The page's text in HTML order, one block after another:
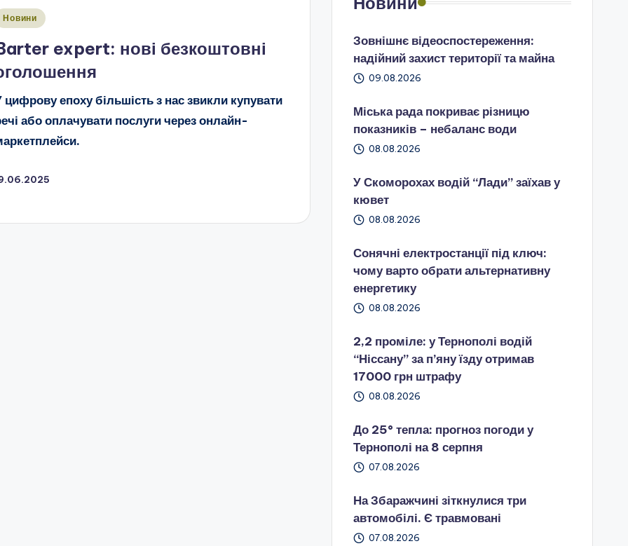
Новини
expert: нові безкоштовні
цифрову епоху більшість з нас звикли купувати
або оплачувати послуги через онлайн-
Зовнішнє відеоспостереження:
надійний захист території та майна
09.08.2026
Міська рада покриває різницю
показників – небаланс води
08.08.2026
У Скоморохах водій “Лади” заїхав у
кювет
08.08.2026
Сонячні електростанції під ключ:
чому варто обрати альтернативну
енергетику
08.08.2026
2,2 проміле: у Тернополі водій
“Ніссану” за п’яну їзду отримав
17000 грн штрафу
08.08.2026
До 25° тепла: прогноз погоди у
Тернополі на 8 серпня
07.08.2026
На Збаражчині зіткнулися три
автомобілі. Є травмовані
07.08.2026